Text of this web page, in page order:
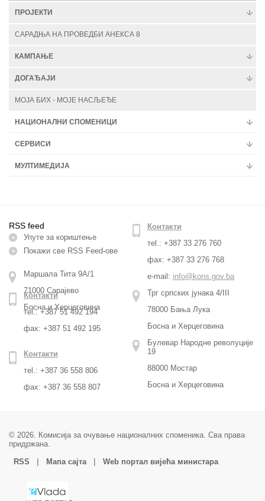
ПРОЈЕКТИ
САРАДЊА НА ПРОВЕДБИ АНЕКСА 8
КАМПАЊЕ
ДОГАЂАЈИ
МОЈА БИХ - МОЈЕ НАСЉЕЂЕ
НАЦИОНАЛНИ СПОМЕНИЦИ
СЕРВИСИ
МУЛТИМЕДИЈА
RSS feed
Упуте за кориштење
Покажи све RSS Feed-ове
Маршала Тита 9А/1
71000 Сарајево
Босна и Херцеговина
Контакти
тel.: +387 33 276 760
фax: +387 33 276 768
e-mail: info@kons.gov.ba
Трг српских јунака 4/III
78000 Бања Лука
Босна и Херцеговина
Контакти
тel.: +387 51 492 194
фax: +387 51 492 195
Булевар Народне револуције
19
88000 Мостар
Босна и Херцеговина
Контакти
тel.: +387 36 558 806
фax: +387 36 558 807
© 2026. Комисија за очување националних споменика. Сва права
придржана.
RSS
| Мапа сајта | Web портал вијећа министара